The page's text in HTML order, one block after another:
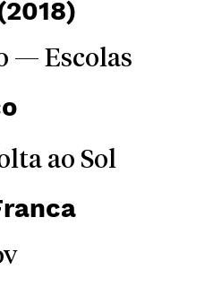
— Escolas
ao Sol